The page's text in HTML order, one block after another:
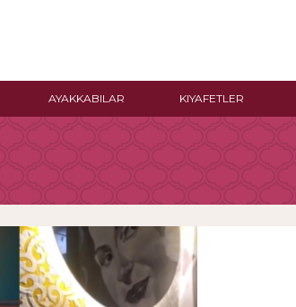
AYAKKABILAR KIYAFETLER